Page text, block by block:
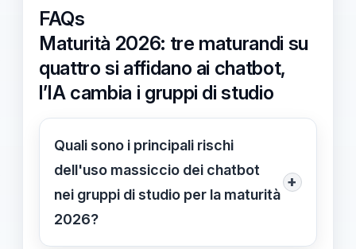
FAQs
Maturità 2026: tre maturandi su
quattro si affidano ai chatbot,
l’IA cambia i gruppi di studio
Quali sono i principali rischi
dell'uso massiccio dei chatbot
nei gruppi di studio per la maturità
2026?
+